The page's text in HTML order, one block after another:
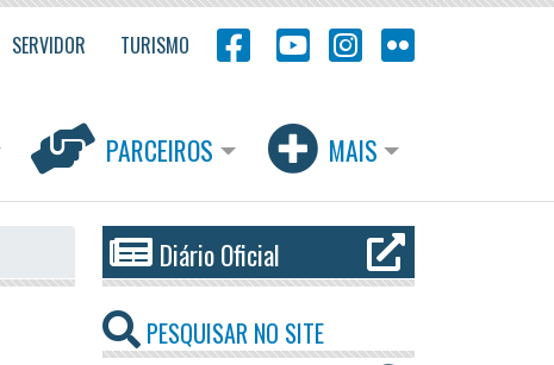
SERVIDOR TURISMO
PARCEIROS MAIS
Diário Oficial
PESQUISAR NO SITE